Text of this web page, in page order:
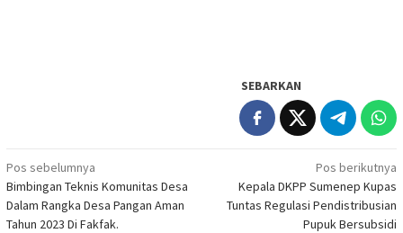
SEBARKAN
Navigasi
pos
Pos sebelumnya
Bimbingan Teknis Komunitas Desa
Dalam Rangka Desa Pangan Aman
Tahun 2023 Di Fakfak.
Pos berikutnya
Kepala DKPP Sumenep Kupas
Tuntas Regulasi Pendistribusian
Pupuk Bersubsidi